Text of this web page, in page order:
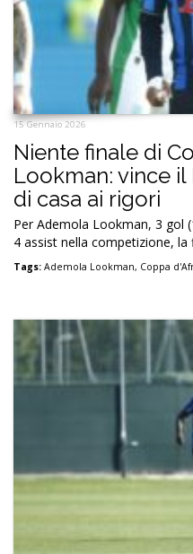
15 Gennaio 2026
Niente finale di
Lookman: vince
di casa ai rigori
Per Ademola Lookman, 3 gol
4 assist nella competizione,
Tags: Ademola Lookman, Coppa